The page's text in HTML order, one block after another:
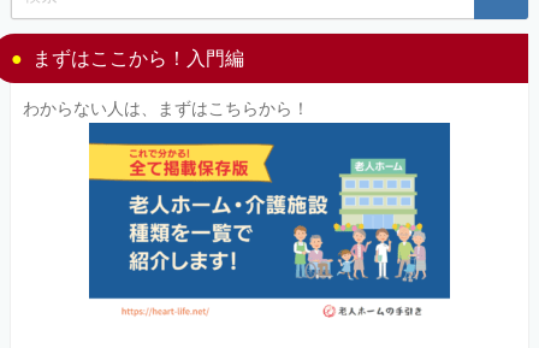
まずはここから！入門編
わからない人は、まずはこちらから！